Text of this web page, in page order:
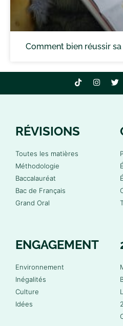
Comment bien réussir
RÉVISIONS
Toutes les matières
Méthodologie
Baccalauréat
Bac de Français
Grand Oral
ENGAGEMENT
Environnement
Inégalités
Culture
Idées